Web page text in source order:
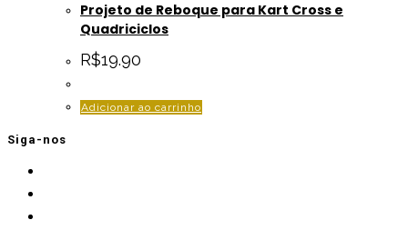
Projeto de Reboque para Kart Cross e
Quadriciclos
R$19.90
Adicionar ao carrinho
Siga-nos